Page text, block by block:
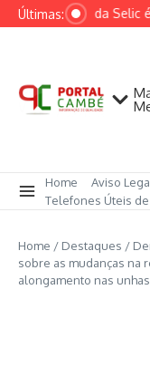
Ir para o conteúdo
Últimas:
Redução da Selic é
Home Aviso
Telefones Úteis de
Home / Destaques /
sobre as mudanças na
alongamento nas unhas